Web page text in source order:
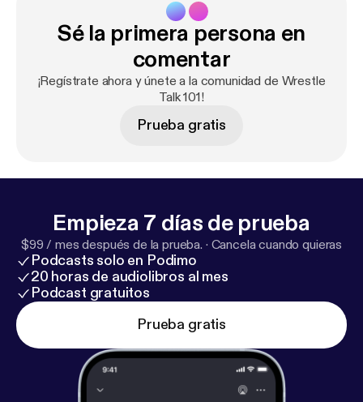
Sé la primera persona en
comentar
¡Regístrate ahora y únete a la comunidad de Wrestle
Talk 101!
Prueba gratis
Empieza 7 días de prueba
$99 / mes después de la prueba. · Cancela cuando quieras
Podcasts solo en Podimo
20 horas de audiolibros al mes
Podcast gratuitos
Prueba gratis